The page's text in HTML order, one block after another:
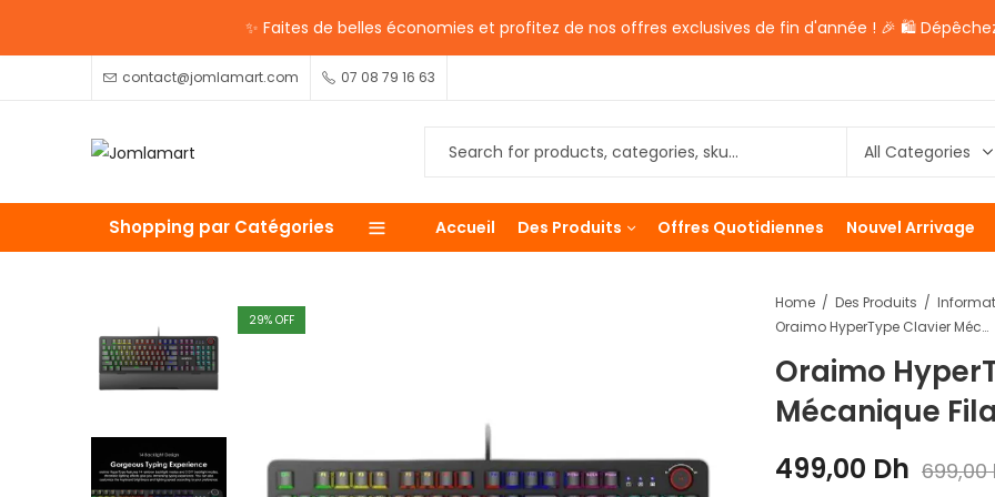
✨ Faites de belles économies et profitez de nos offres exclusives de fin d'année ! 🎉 🛍️
contact@jomlamart.com 07 08 79 16 63
Shopping par Catégories Accueil Des Produits Offres Quotidiennes Nouvel Arrivage
29% OFF
Home Des Produits
Oraimo HyperType Clavier Mécanique Filaire OGG-MKD71
Oraimo
Mécanique
499,00 Dh 699,00